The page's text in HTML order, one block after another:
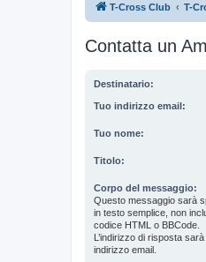
T-Cross Club T-
Contatta un
Destinatario:
Tuo indirizzo email:
Tuo nome:
Titolo:
Corpo del messaggio:
Questo messaggio sarà
in testo semplice, non
codice HTML o BBCode.
L’indirizzo di risposta sarà
indirizzo email.